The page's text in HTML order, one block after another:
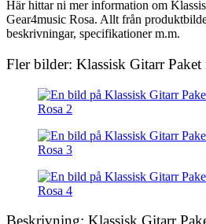
Här hittar ni mer information om
Gear4music Rosa. Allt från
beskrivningar, specifikationer m.m.
Fler bilder: Klassisk Gitarr Paket